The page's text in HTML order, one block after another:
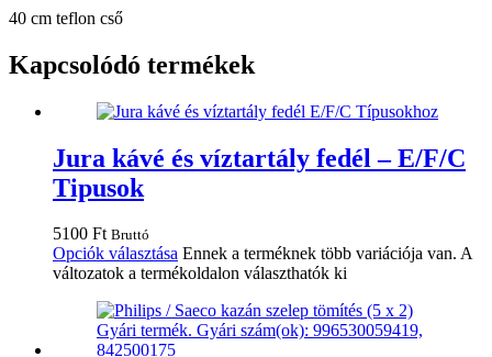
40 cm teflon cső
Kapcsolódó termékek
Jura kávé és víztartály fedél – E/F/C
Tipusok
5100 Ft Bruttó
Opciók választása Ennek a terméknek több variációja van. A
változatok a termékoldalon választhatók ki